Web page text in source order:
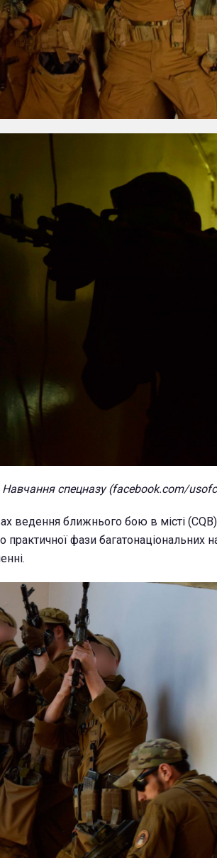
Навчання спецназу (facebook.com/
ведення ближнього бою в місті
фази багатонаціональних